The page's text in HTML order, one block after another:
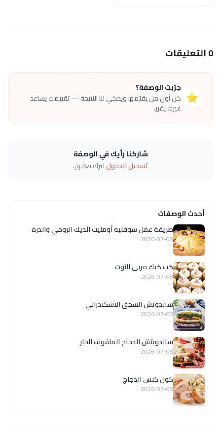
0 التعليقات
⭐
جرّبت الوصفة؟
كن أول من يقيّمها ويحكي لنا النتيجة — تقييمك يساعد
غيرك يقرر.
شاركنا رأيك في الوصفة
تسجيل الدخوللترك تعليق.
أحدث الوصفات
طريقة عمل سوفليه أومليت الديك الرومي والذرة
2026-07-08
كب كيك مربى التوت
2026-07-08
ساندوتش السجق الاسكندراني
2026-07-08
ساندويتش الدجاج الملفوف الحار
2026-07-08
كول كتس الدجاج
2026-07-08